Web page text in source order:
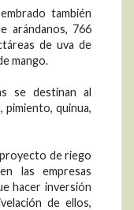
también
arándanos, 766
de uva de
mango.
se destinan al
pimiento, quinua,
de riego
las empresas
hacer inversión
de ellos,